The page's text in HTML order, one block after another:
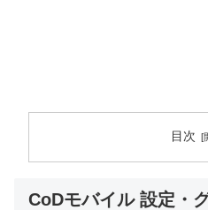
目次
CoDモバイル 設定・